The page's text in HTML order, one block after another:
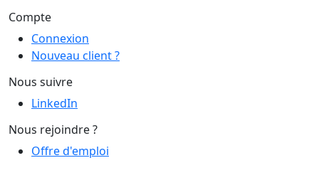
Compte
Connexion
Nouveau client ?
Nous suivre
LinkedIn
Nous rejoindre ?
Offre d'emploi